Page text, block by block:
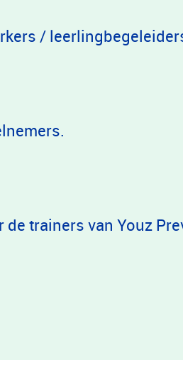
/
trainers van Youz